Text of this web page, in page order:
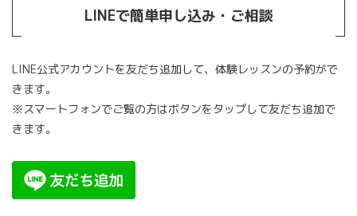
ジ
送
り
LINEで簡単申し込み・ご相談
LINE公式アカウントを友だち追加して、体験レッスンの予約がで
きます。
※スマートフォンでご覧の方はボタンをタップして友だち追加で
きます。